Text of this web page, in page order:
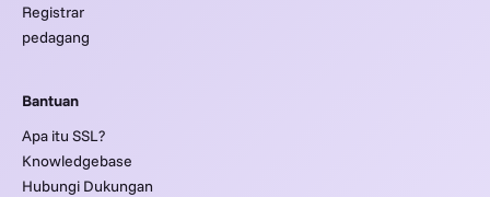
Registrar
pedagang
Bantuan
Apa itu SSL?
Knowledgebase
Hubungi Dukungan